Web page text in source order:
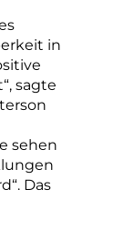
in
sagte
sehen
Das